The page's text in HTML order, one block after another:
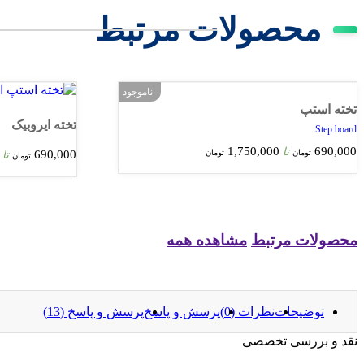
محصولات مرتبط
ناموجود
تخته استپ
Step board
690,000 تومان تا 1,750,000 تومان
تخته ایروبیک
690,000 تومان تا
محصولات مرتبط مشاهده همه
توضیحاتنظرات (0) پرسش و پاسخپرسش و پاسخ (13)
نقد و بررسی تخصصی